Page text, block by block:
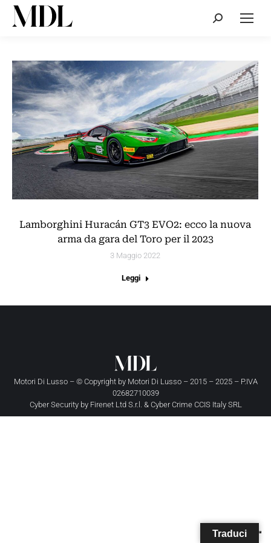
Cerca:
Lamborghini Huracán GT3 EVO2: ecco la nuova
arma da gara del Toro per il 2023
3 Maggio 2022
Leggi
Motori Di Lusso – © Copyright by Motori Di Lusso– 2015 – 2025 – P.IVA
02682710039
Cyber Security by Firenet Ltd S.r.l. & Cyber Crime CCIS Italy SRL
Traduci